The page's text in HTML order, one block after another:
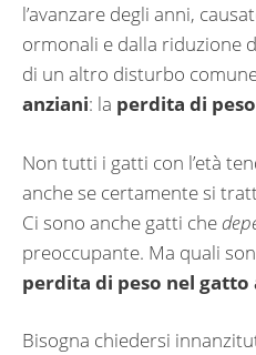
l’avanzare degli anni,
ormonali e dalla riduzione
di un altro disturbo
anziani: la perdita di peso
Non tutti i gatti con l’età
anche se certamente si
Ci sono anche gatti che
preoccupante. Ma quali
perdita di peso nel gatto
Bisogna chiedersi